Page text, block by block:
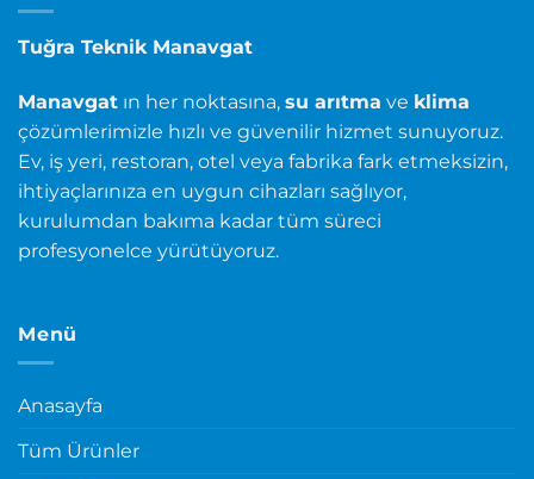
Tuğra Teknik Manavgat
Manavgat ın her noktasına, su arıtma ve klima
çözümlerimizle hızlı ve güvenilir hizmet sunuyoruz.
Ev, iş yeri, restoran, otel veya fabrika fark etmeksizin,
ihtiyaçlarınıza en uygun cihazları sağlıyor,
kurulumdan bakıma kadar tüm süreci
profesyonelce yürütüyoruz.
Menü
Anasayfa
Tüm Ürünler